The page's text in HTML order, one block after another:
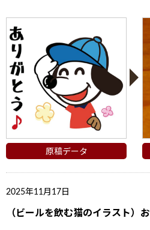
原稿データ
2025年11月17日
（ビールを飲む猫のイラスト）